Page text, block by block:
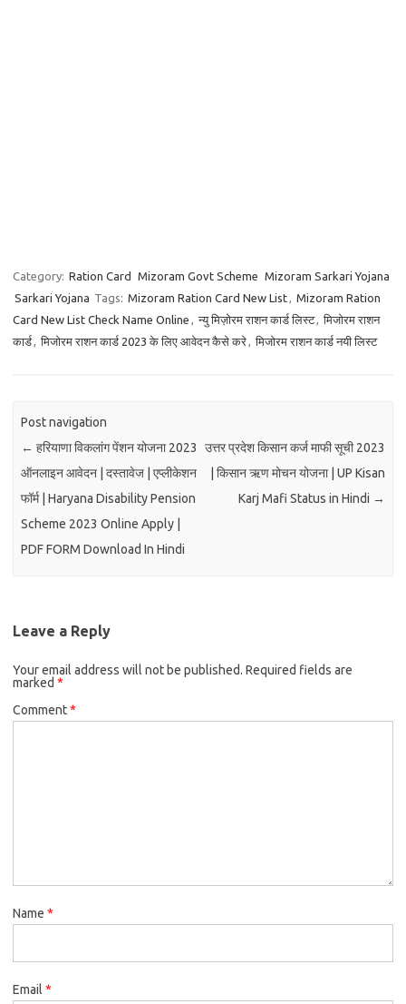
Category: Ration Card Mizoram Govt Scheme Mizoram Sarkari Yojana
Sarkari Yojana Tags: Mizoram Ration Card New List
Mizoram Ration
Card New List Check Name Online
न्यु मिज़ोरम राशन कार्ड लिस्ट
मिजोरम राशन
कार्ड
मिजोरम राशन कार्ड 2023 के लिए आवेदन कैसे करे मिजोरम राशन कार्ड नयी लिस्ट
Post navigation
← हरियाणा विकलांग पेंशन योजना 2023
ऑनलाइन आवेदन | दस्तावेज | एप्लीकेशन
फॉर्म | Haryana Disability Pension
Scheme 2023 Online Apply |
PDF FORM Download In Hindi
उत्तर प्रदेश किसान कर्ज माफी सूची 2023
| किसान ऋण मोचन योजना | UP Kisan
Karj Mafi Status in Hindi →
Leave a Reply
Your email address will not be published. Required fields are
marked *
Comment*
Name *
Email *